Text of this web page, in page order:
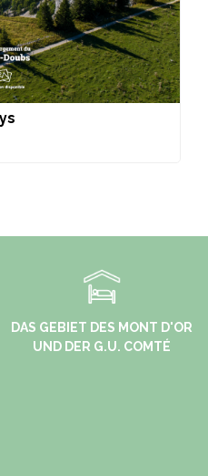
DAS GEBIET DES MONT D'OR
UND DER G.U. COMTÉ